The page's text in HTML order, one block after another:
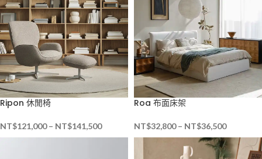
Ripon 休閒椅
NT$121,000 – NT$141,500
Roa 布面床架
NT$32,800 – NT$36,500